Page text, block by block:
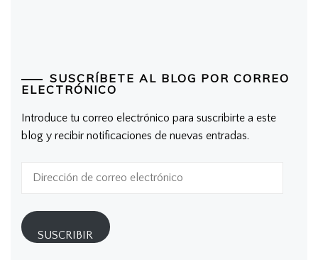
SUSCRÍBETE AL BLOG POR CORREO
ELECTRÓNICO
Introduce tu correo electrónico para suscribirte a este
blog y recibir notificaciones de nuevas entradas.
electrónico
SUSCRIBIR